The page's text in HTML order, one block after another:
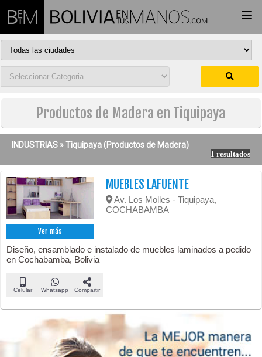
Productos de Madera en Tiquipaya
INDUSTRIAS »Tiquipaya (Productos de Madera)
1 resultados
Ver más
MUEBLES LAFUENTE
Av. Los Molles - Tiquipaya,
COCHABAMBA
Diseño, ensamblado e instalado de muebles laminados a pedido
en Cochabamba, Bolivia
Celular Whatsapp Compartir